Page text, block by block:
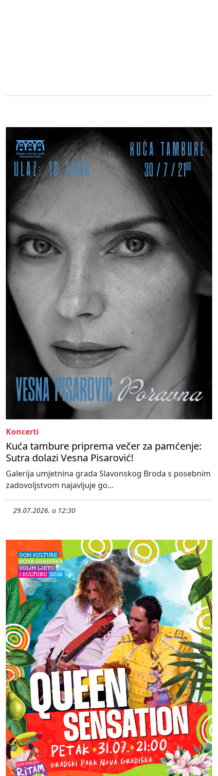
Koncerti
Kuća tambure priprema večer za pamćenje:
Sutra dolazi Vesna Pisarović!
Galerija umjetnina grada Slavonskog Broda s posebnim
zadovoljstvom najavljuje go...
29.07.2026. u 12:30